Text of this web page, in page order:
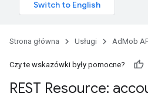
Strona główna Usługi AdMob
Czy te wskazówki były pomocne?
REST Resource: